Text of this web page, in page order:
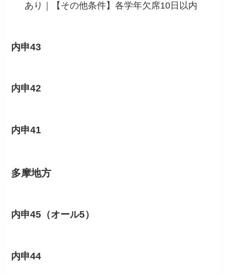
あり｜【その他条件】各学年欠席10日以内
内申43
内申42
内申41
多摩地方
内申45（オール5）
内申44